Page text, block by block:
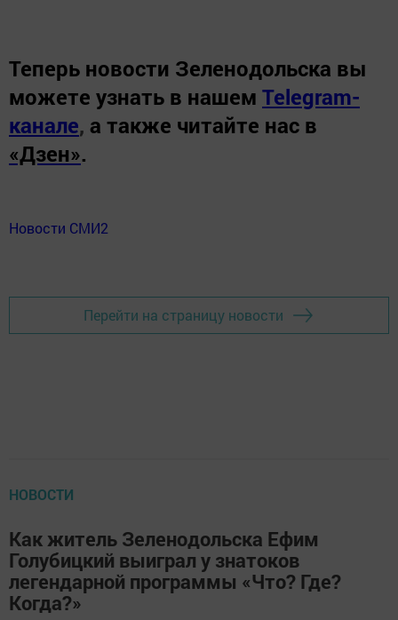
Теперь новости Зеленодольска вы
можете узнать в нашем Telegram-
канале, а также читайте нас в
«Дзен».
Новости СМИ2
Перейти на страницу новости
НОВОСТИ
Как житель Зеленодольска Ефим
Голубицкий выиграл у знатоков
легендарной программы «Что? Где?
Когда?»